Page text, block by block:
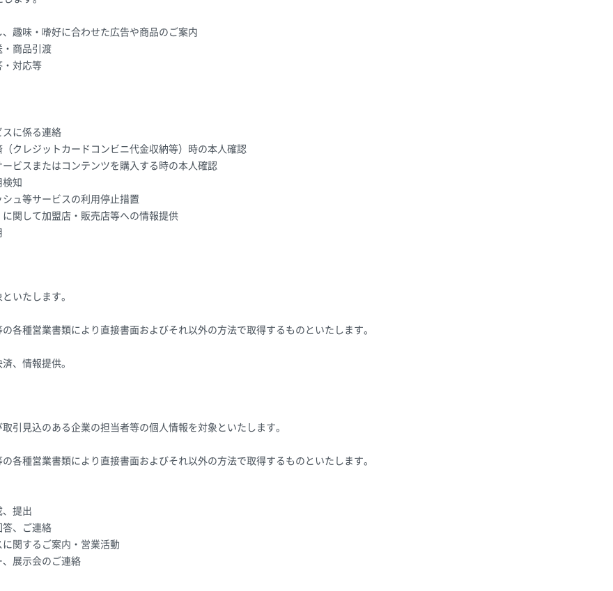
趣味・嗜好に合わせた広告や商品のご案内
・商品引渡
・対応等
スに係る連絡
クレジットカードコンビニ代金収納等）時の本人確認
ビスまたはコンテンツを購入する時の本人確認
知
ュ等サービスの利用停止措置
関して加盟店・販売店等への情報提供
いたします。
各種営業書類により直接書面およびそれ以外の方法で取得するものといたします。
、情報提供。
引見込のある企業の担当者等の個人情報を対象といたします。
各種営業書類により直接書面およびそれ以外の方法で取得するものといたします。
、提出
答、ご連絡
関するご案内・営業活動
、展示会のご連絡